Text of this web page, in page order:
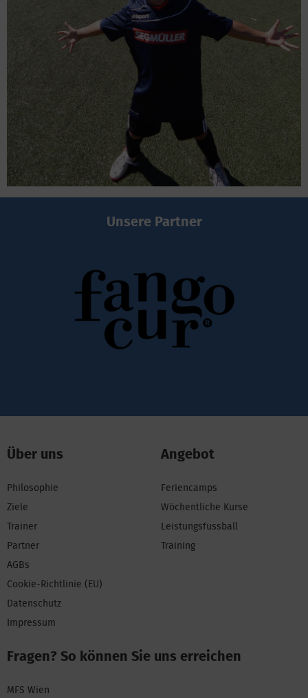
Unsere Partner
Über uns
Philosophie
Ziele
Trainer
Partner
AGBs
Cookie-Richtlinie (EU)
Datenschutz
Impressum
Angebot
Feriencamps
Wöchentliche Kurse
Leistungsfussball
Training
Fragen? So können Sie uns erreichen
MFS Wien